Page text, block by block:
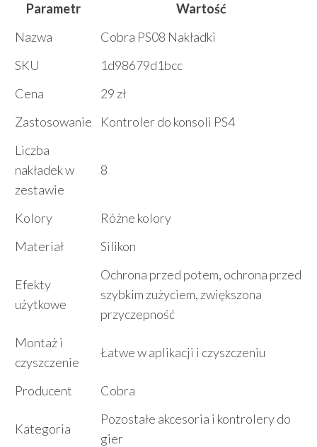
Parametr
Wartość
Nazwa
Cobra PS08 Nakładki
SKU
1d98679d1bcc
Cena
29 zł
Zastosowanie
Kontroler do konsoli PS4
Liczba
nakładek w
zestawie
8
Kolory
Różne kolory
Materiał
Silikon
Efekty
użytkowe
Ochrona przed potem, ochrona przed
szybkim zużyciem, zwiększona
przyczepność
Montaż i
czyszczenie
Łatwe w aplikacji i czyszczeniu
Producent Cobra
Kategoria
Pozostałe akcesoria i kontrolery do
gier